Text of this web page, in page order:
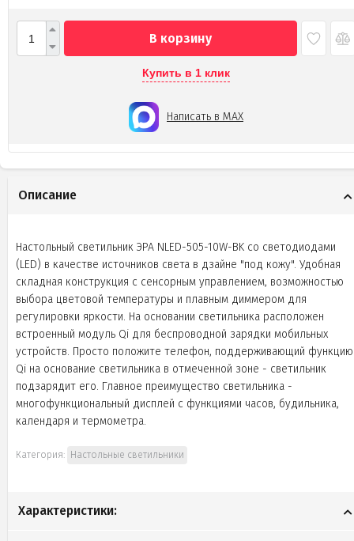
В корзину
Купить в 1 клик
Написать в MAX
Описание
Настольный светильник ЭРА NLED-505-10W-BK со светодиодами
(LED) в качестве источников света в дзайне "под кожу". Удобная
складная конструкция с сенсорным управлением, возможностью
выбора цветовой температуры и плавным диммером для
регулировки яркости. На основании светильника расположен
встроенный модуль Qi для беспроводной зарядки мобильных
устройств. Просто положите телефон, поддерживающий функцию
Qi на основание светильника в отмеченной зоне - светильник
подзарядит его. Главное преимущество светильника -
многофункциональный дисплей с функциями часов, будильника,
календаря и термометра.
Категория: Настольные светильники
Характеристики: